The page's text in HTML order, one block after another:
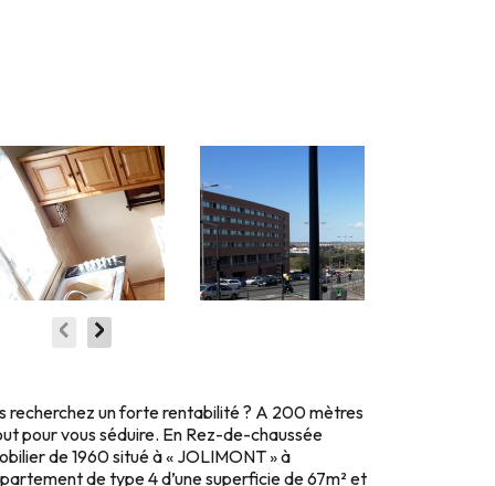
recherchez un forte rentabilité ? A 200 mètres
pour vous séduire. En Rez-de-chaussée
de 1960 situé à « JOLIMONT » à
de type 4 d’une superficie de 67m² et